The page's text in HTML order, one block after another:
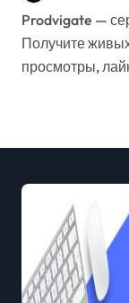
Prodvigate — сервис продвижения YouTube-каналов
Получите
просмотры,